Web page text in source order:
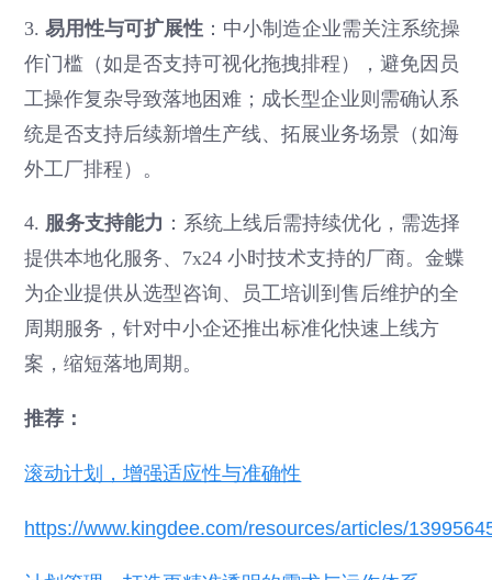
3.易用性与可扩展性 ：中小制造企业需关注系统操
作门槛（如是否支持可视化拖拽排程），避免因员
工操作复杂导致落地困难；成长型企业则需确认系
统是否支持后续新增生产线、拓展业务场景（如海
外工厂排程）。
4. 服务支持能力 ：系统上线后需持续优化，需选择
提供本地化服务、7x24 小时技术支持的厂商。金蝶
为企业提供从选型咨询、员工培训到售后维护的全
周期服务，针对中小企还推出标准化快速上线方
案，缩短落地周期。
推荐：
滚动计划，增强适应性与准确性
https://www.kingdee.com/resources/articles/